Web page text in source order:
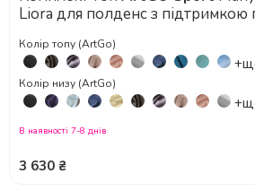
Liora для полденс з підтримкою
Колір топу (ArtGo)
Колір низу (ArtGo)
3 630 ₴
В наявності 7-8 днів